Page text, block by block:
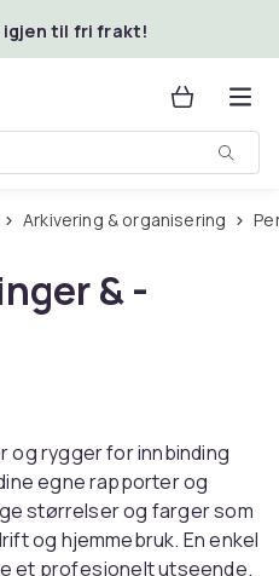
igjen til fri frakt!
Arkivering & organisering
& -
og rygger for innbinding
egne rapporter og
størrelser og farger som
og hjemmebruk. En enkel
et profesjonelt utseende.